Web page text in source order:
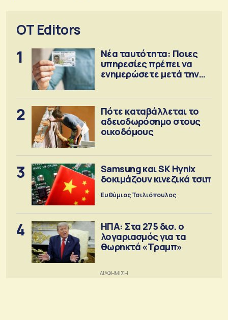
OT Editors
1
Νέα ταυτότητα: Ποιες
υπηρεσίες πρέπει να
ενημερώσετε μετά την
2
Πότε καταβάλλεται το
αδειοδωρόσημο στους
οικοδόμους
3
Samsung και SK Hynix
δοκιμάζουν κινεζικά τσιπ
Ευθύμιος Τσιλιόπουλος
4
ΗΠΑ: Στα 275 δισ. ο
λογαριασμός για τα
θωρηκτά «Τραμπ»